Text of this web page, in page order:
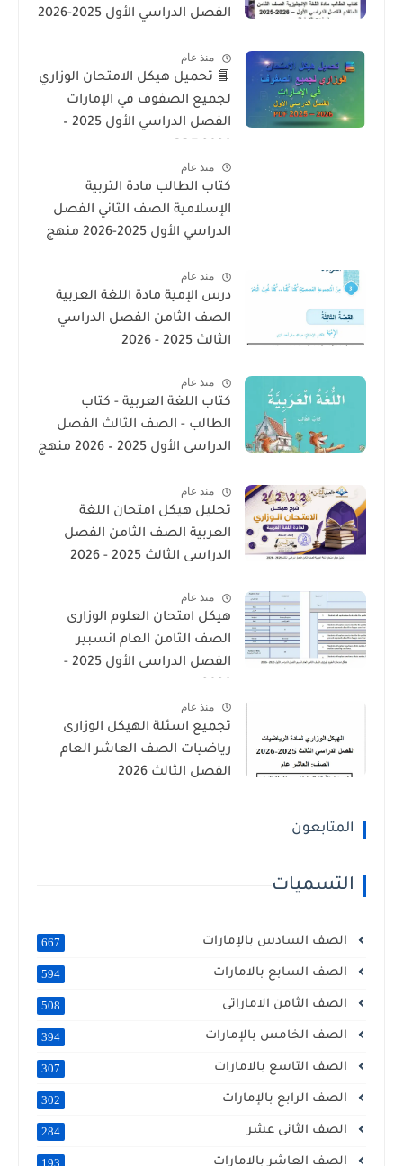
الفصل الدراسي الأول 2025-2026
منذ عام
📘 تحميل هيكل الامتحان الوزاري
لجميع الصفوف في الإمارات
الفصل الدراسي الأول 2025 –
منذ عام
كتاب الطالب مادة التربية
الإسلامية الصف الثاني الفصل
الدراسي الأول 2025-2026 منهج
منذ عام
درس الإمية مادة اللغة العربية
الصف الثامن الفصل الدراسي
الثالث 2025 - 2026
منذ عام
كتاب اللغة العربية - كتاب
الطالب - الصف الثالث الفصل
الدراسى الأول 2025 – 2026 منهج
منذ عام
تحليل هيكل امتحان اللغة
العربية الصف الثامن الفصل
الدراسى الثالث 2025 - 2026
منذ عام
هيكل امتحان العلوم الوزارى
الصف الثامن العام انسبير
الفصل الدراسى الأول 2025 -
منذ عام
تجميع اسئلة الهيكل الوزارى
رياضيات الصف العاشر العام
الفصل الثالث 2026
المتابعون
التسميات
الصف السادس بالإمارات 667
الصف السابع بالامارات 594
الصف الثامن الاماراتى 508
الصف الخامس بالإمارات 394
الصف التاسع بالامارات 307
الصف الرابع بالإمارات 302
الصف الثانى عشر 284
الصف العاشر بالامارات 193